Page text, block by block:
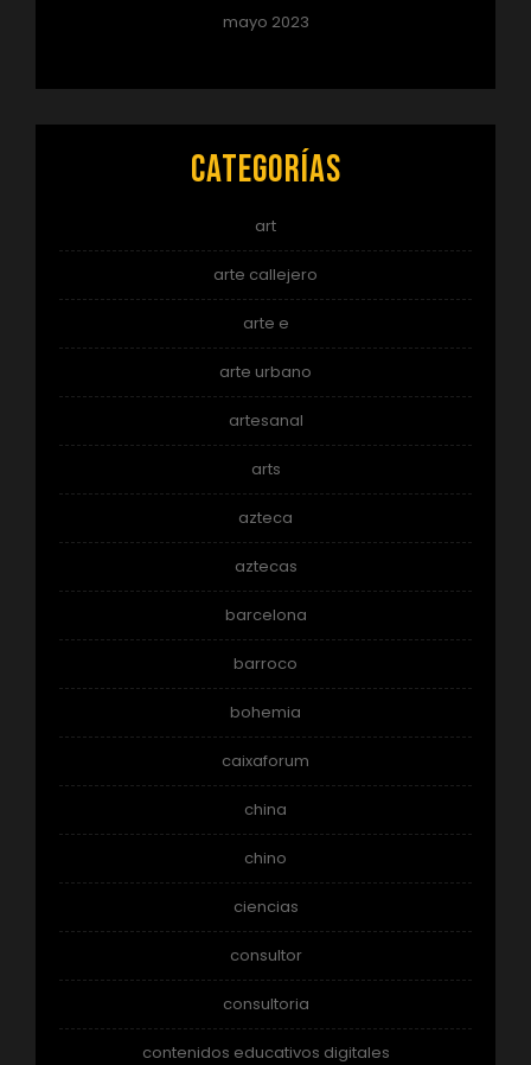
mayo 2023
Categorías
art
arte callejero
arte e
arte urbano
artesanal
arts
azteca
aztecas
barcelona
barroco
bohemia
caixaforum
china
chino
ciencias
consultor
consultoria
contenidos educativos digitales